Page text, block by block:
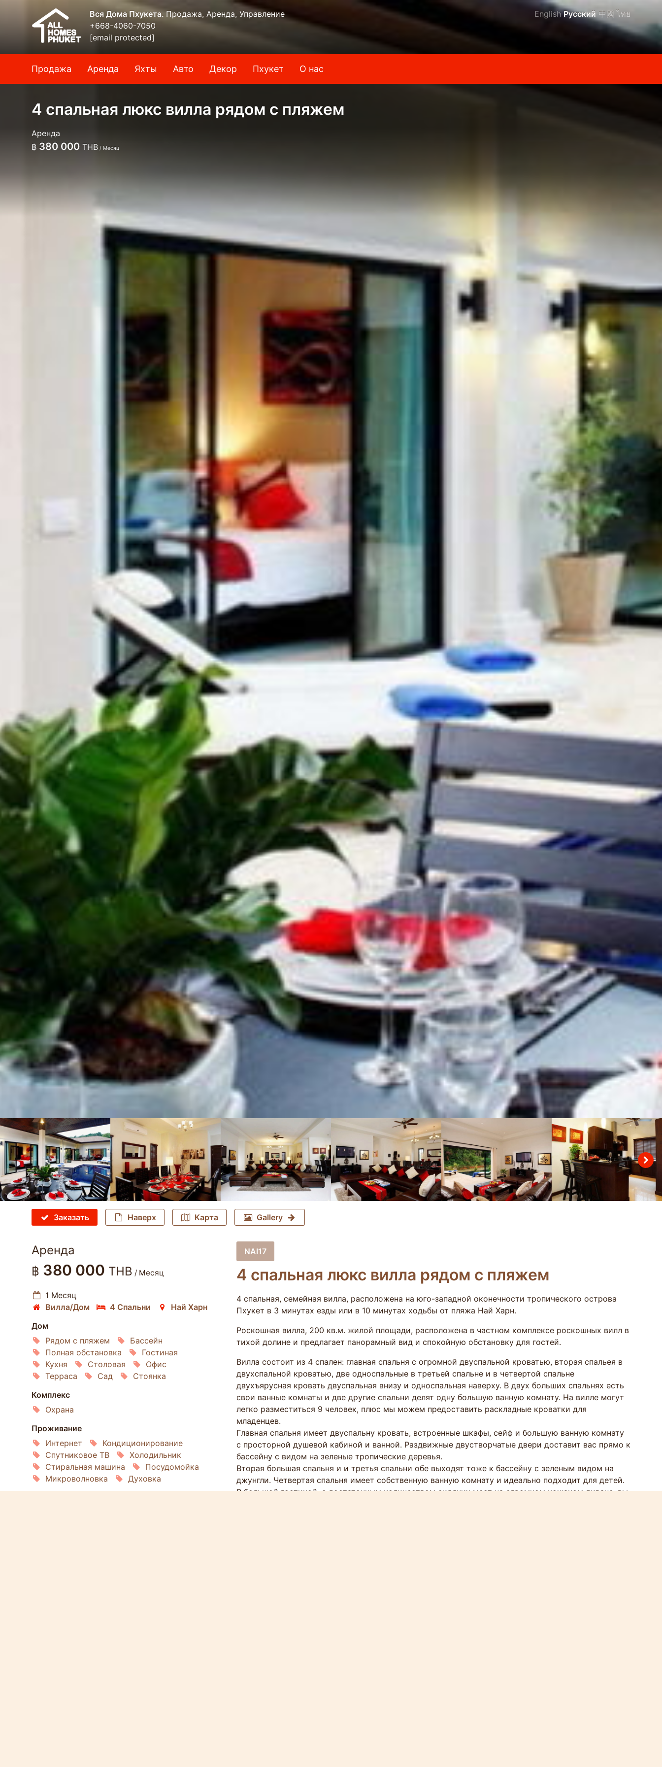
Вся Дома Пхукета. Продажа, Аренда, Управление
+668-4060-7050
[email protected]
English Русский 中國 ไทย
Продажа Аренда Яхты Авто Декор Пхукет О нас
4 спальная люкс вилла рядом с пляжем
Аренда
฿ 380 000 THB / Месяц
Заказать Наверх Карта Gallery
Аренда
฿ 380 000 THB / Месяц
1 Месяц
Вилла/Дом
4 Спальни
Най Харн
Дом
Рядом с пляжем
Бассейн
Полная обстановка
Гостиная
Кухня
Столовая
Офис
Терраса
Сад
Стоянка
Комплекс
Охрана
Проживание
Интернет
Кондиционирование
Спутниковое ТВ
Холодильник
Стиральная машина
Посудомойка
Микроволновка
Духовка
NAI17
4 спальная люкс вилла рядом с пляжем
4 спальная, семейная вилла, расположена на юго-западной оконечности тропического острова
Пхукет в 3 минутах езды или в 10 минутах ходьбы от пляжа Най Харн.
Роскошная вилла, 200 кв.м. жилой площади, расположена в частном комплексе роскошных вилл в
тихой долине и предлагает панорамный вид и спокойную обстановку для гостей.
Вилла состоит из 4 спален: главная спальня с огромной двуспальной кроватью, вторая спальея в
двухспальной кроватью, две односпальные в третьей спальне и в четвертой спальне
двухъярусная кровать двуспальная внизу и односпальная наверху. В двух больших спальнях есть
свои ванные комнаты и две другие спальни делят одну большую ванную комнату. На вилле могут
легко разместиться 9 человек, плюс мы можем предоставить раскладные кроватки для
младенцев.
Главная спальня имеет двуспальну кровать, встроенные шкафы, сейф и большую ванную комнату
с просторной душевой кабиной и ванной. Раздвижные двустворчатые двери доставит вас прямо к
бассейну с видом на зеленые тропические деревья.
Вторая большая спальня и и третья спальни обе выходят тоже к бассейну с зеленым видом на
джунгли. Четвертая спальня имеет собственную ванную комнату и идеально подходит для детей.
В большой гостиной, с достаточным количеством сидячих мест на огромном кожаном диване, вы